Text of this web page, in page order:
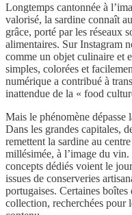
Longtemps cantonnée à
valorisé, la sardine connaît
grâce, porté par les réseaux
alimentaires. Sur Instagram
comme un objet culinaire et
simples, colorées et
numérique a contribué à
inattendue de la « food
Mais le phénomène dépasse
Dans les grandes capitales,
remettent la sardine au
millésimée, à l’image du
concepts dédiés voient le
issues de conserveries
portugaises. Certaines
collection, recherchées pour